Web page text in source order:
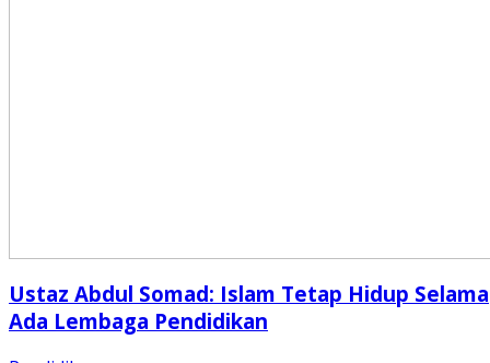
Ustaz Abdul Somad: Islam Tetap Hidup Selama
Ada Lembaga Pendidikan